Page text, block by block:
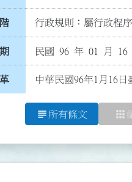
行政規則：屬行政程
民國 96 年 01 月 16
中華民國96年1月16
subject 所有條文 apps